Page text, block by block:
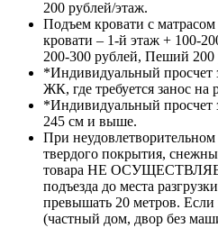
200 рублей/этаж.
Подъем кровати с
кровати – 1-й этаж + 100-
200-300 рублей, Пеший 200
*Индивидуальный просчет
ЖК, где требуется занос на
*Индивидуальный просчет
245 см и выше.
При неудовлетворительном
твердого покрытия,
товара НЕ
подъезда до места
превышать 20 метров.
(частный дом, двор без